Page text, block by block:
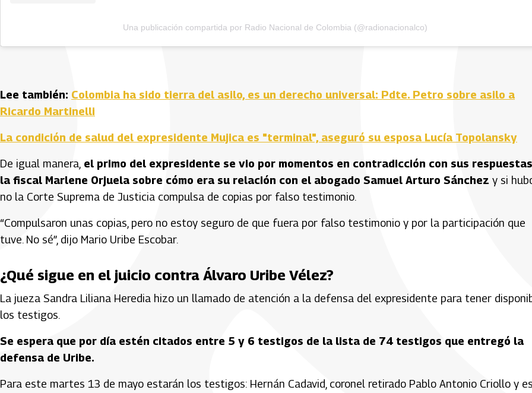
Una publicación compartida por Radio Nacional de Colombia (@radionacionalco)
Lee también: Colombia ha sido tierra del asilo, es un derecho universal: Pdte. Petro sobre asilo a
Ricardo Martinelli
La condición de salud del expresidente Mujica es "terminal", aseguró su esposa Lucía Topolansky
De igual manera, el primo del expresidente se vio por momentos en contradicción con sus
la fiscal Marlene Orjuela sobre cómo era su relación con el abogado Samuel Arturo Sánchez y si
no la Corte Suprema de Justicia compulsa de copias por falso testimonio.
“Compulsaron unas copias, pero no estoy seguro de que fuera por falso testimonio y por la participación que
tuve. No sé”, dijo Mario Uribe Escobar.
¿Qué sigue en el juicio contra Álvaro Uribe Vélez?
La jueza Sandra Liliana Heredia hizo un llamado de atención a la defensa del expresidente para tener
los testigos.
Se espera que por día estén citados entre 5 y 6 testigos de la lista de 74 testigos que entregó la
defensa de Uribe.
Para este martes 13 de mayo estarán los testigos: Hernán Cadavid, coronel retirado Pablo Antonio Criollo y